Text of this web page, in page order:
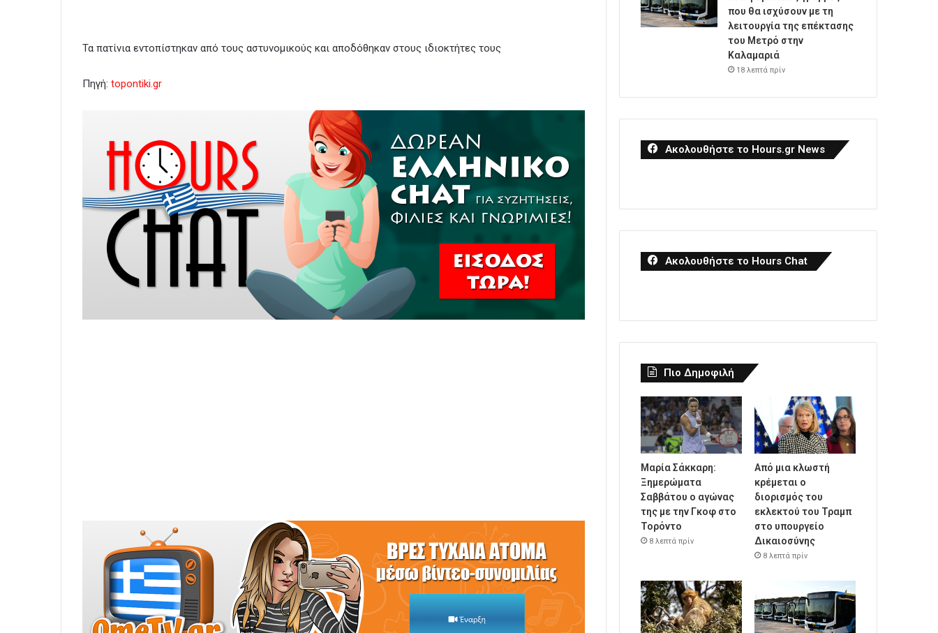
Τα πατίνια εντοπίστηκαν από τους αστυνομικούς και αποδόθηκαν στους ιδιοκτήτες τους
Πηγή: topontiki.gr
που θα ισχύσουν με τη
λειτουργία της επέκτασης
του Μετρό στην
Καλαμαριά
18 λεπτά πρίν
Ακολουθήστε το Hours.gr News
Ακολουθήστε το Hours Chat
Πιο Δημοφιλή
Μαρία Σάκκαρη:
Ξημερώματα
Σαββάτου ο αγώνας
της με την Γκοφ στο
Τορόντο
8 λεπτά πρίν
Από μια κλωστή
κρέμεται ο
διορισμός του
εκλεκτού του Τραμπ
στο υπουργείο
Δικαιοσύνης
8 λεπτά πρίν